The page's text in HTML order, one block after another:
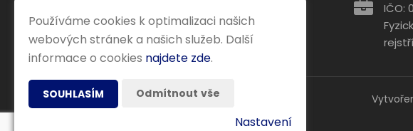
IČO:
Používáme cookies k optimalizaci našich
webových stránek a našich služeb. Další
informace o cookies najdete zde.
SOUHLASÍM Odmítnout vše
Nastavení